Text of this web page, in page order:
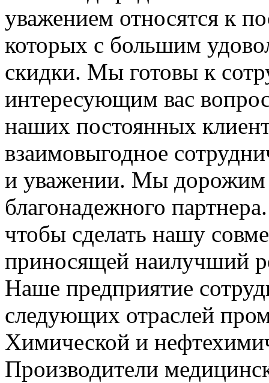
уважением относятся к
которых с большим
скидки. Мы готовы к
интересующим вас
наших постоянных
взаимовыгодное
и уважении. Мы дорожим
благонадежного
чтобы сделать нашу
приносящей наилучший
Наше предприятие
следующих отраслей
Химической и
Производители